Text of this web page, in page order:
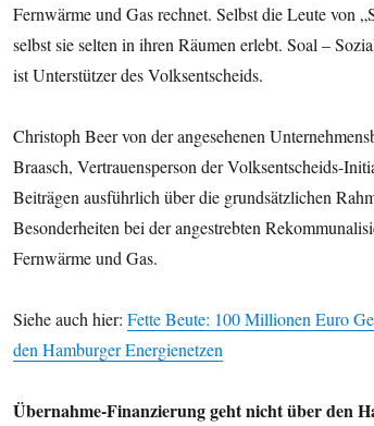
Fernwärme und Gas rechnet. Selbst die Leute von
selbst sie selten in ihren Räumen erlebt. Soal –
istUnterstützer des Volksentscheids.
Christoph Beer von der angesehenen
Braasch, Vertrauensperson der Volksentscheids-
Beiträgen ausführlich über die grundsätzlichen
Besonderheiten bei der angestrebten
Fernwärme und Gas.
Siehe auch hier: Fette Beute: 100 Millionen Euro
den Hamburger Energienetzen
Übernahme-Finanzierung geht nicht über den